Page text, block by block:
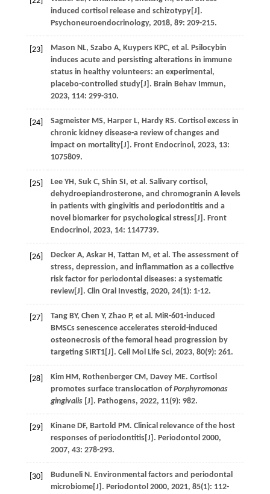
induced cortisol release and schizotypy[J].
Psychoneuroendocrinology, 2018, 89: 209-215.
[23] Mason NL, Szabo A, Kuypers KPC, et al. Psilocybin
induces acute and persisting alterations in immune
status in healthy volunteers: an experimental,
placebo-controlled study[J]. Brain Behav Immun,
2023, 114: 299-310.
[24] Sagmeister MS, Harper L, Hardy RS. Cortisol excess in
chronic kidney disease-a review of changes and
impact on mortality[J]. Front Endocrinol, 2023, 13:
1075809.
[25] Lee YH, Suk C, Shin SI, et al. Salivary cortisol,
dehydroepiandrosterone, and chromogranin A levels
in patients with gingivitis and periodontitis and a
novel biomarker for psychological stress[J]. Front
Endocrinol, 2023, 14: 1147739.
[26] Decker A, Askar H, Tattan M, et al. The assessment of
stress, depression, and inflammation as a collective
risk factor for periodontal diseases: a systematic
review[J]. Clin Oral Investig, 2020, 24(1): 1-12.
[27] Tang BY, Chen Y, Zhao P, et al. MiR-601-induced
BMSCs senescence accelerates steroid-induced
osteonecrosis of the femoral head progression by
targeting SIRT1[J]. Cell Mol Life Sci, 2023, 80(9): 261.
[28] Kim HM, Rothenberger CM, Davey ME. Cortisol
promotes surface translocation ofPorphyromonas
gingivalis[J]. Pathogens, 2022, 11(9): 982.
[29] Kinane DF, Bartold PM. Clinical relevance of the host
responses of periodontitis[J]. Periodontol 2000,
2007, 43: 278-293.
[30] Buduneli N. Environmental factors and periodontal
microbiome[J]. Periodontol 2000, 2021, 85(1): 112-